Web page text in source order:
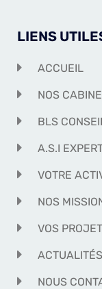
LIENS
ACCUEIL
NOS
BLS
A.S.I
VOTRE
NOS
VOS
ACTUALITÉS
NOUS